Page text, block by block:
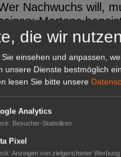
Nachwuchs will,
Martens
Deutsche
robust
Bundesverband:
"1000 gute Gründe":
die wir
einsehen und anpassen,
unsere Dienste bestmöglich
lesen Sie bitte unsere
Analytics
: Besucher-Statistiken
Pixel
: Anzeigen von zielgerichteter Werbung